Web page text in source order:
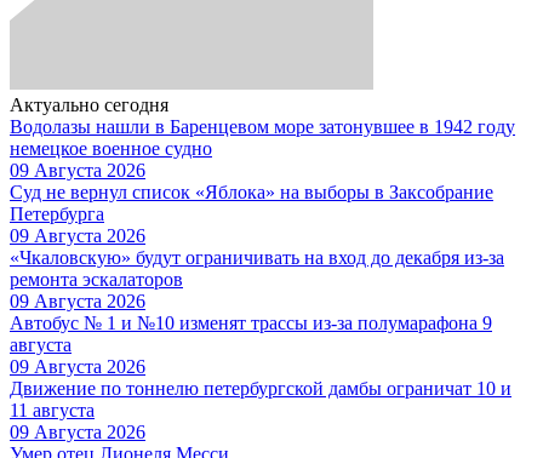
Актуально сегодня
Водолазы нашли в Баренцевом море затонувшее в 1942 году
немецкое военное судно
09 Августа 2026
Суд не вернул список «Яблока» на выборы в Заксобрание
Петербурга
09 Августа 2026
«Чкаловскую» будут ограничивать на вход до декабря из-за
ремонта эскалаторов
09 Августа 2026
Автобус № 1 и №10 изменят трассы из-за полумарафона 9
августа
09 Августа 2026
Движение по тоннелю петербургской дамбы ограничат 10 и
11 августа
09 Августа 2026
Умер отец Лионеля Месси